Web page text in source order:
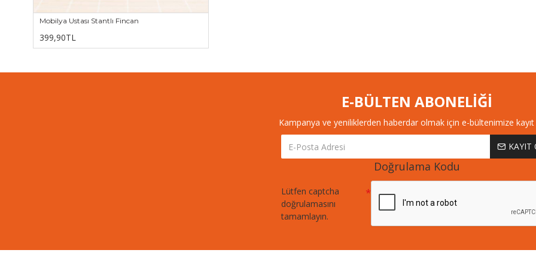
Mobilya Ustası Stantlı Fincan
399,90TL
E-BÜLTEN ABONELİĞİ
Kampanya ve yeniliklerden haberdar olmak için e-bültenimize kayıt
KAYIT
Doğrulama Kodu
Lütfen captcha
doğrulamasını
tamamlayın.